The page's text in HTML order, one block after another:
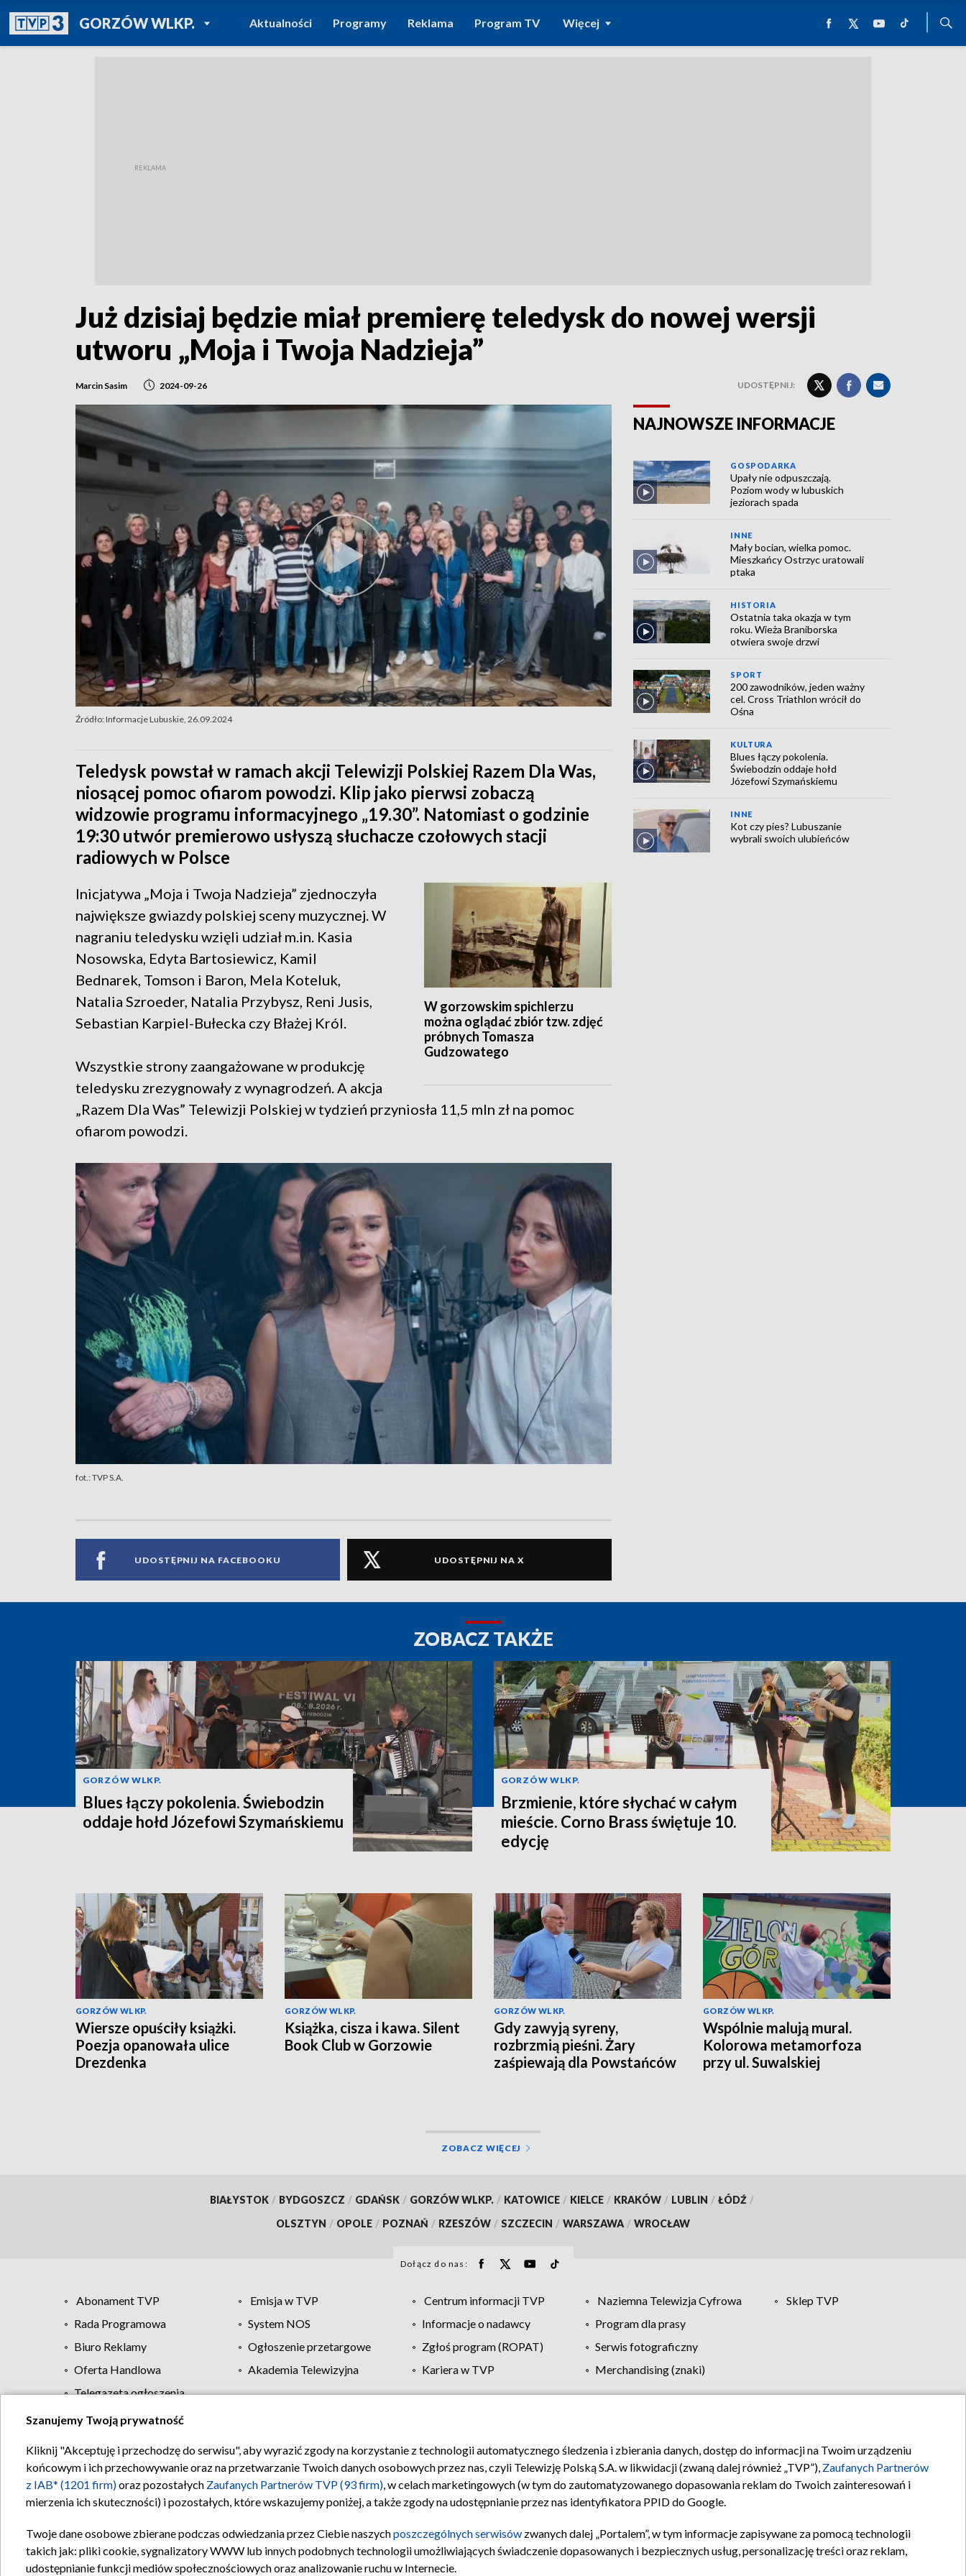
GORZÓW WLKP.POWRÓT DO
TVP REGIONY
Aktualności Programy Reklama Program TV Więcej
Już dzisiaj będzie miał premierę teledysk do nowej wersji
utworu „Moja i Twoja Nadzieja”
Marcin Sasim 2024-09-26 UDOSTĘPNIJ:
Źródło: Informacje Lubuskie, 26.09.2024
Teledysk powstał w ramach akcji Telewizji Polskiej Razem Dla Was,
niosącej pomoc ofiarom powodzi. Klip jako pierwsi zobaczą
widzowie programu informacyjnego „19.30”. Natomiast o godzinie
19:30 utwór premierowo usłyszą słuchacze czołowych stacji
radiowych w Polsce
W gorzowskim spichlerzu
można oglądać zbiór tzw. zdjęć
próbnych Tomasza
Gudzowatego
Inicjatywa „Moja i Twoja Nadzieja” zjednoczyła
największe gwiazdy polskiej sceny muzycznej. W
nagraniu teledysku wzięli udział m.in. Kasia
Nosowska, Edyta Bartosiewicz, Kamil
Bednarek, Tomson i Baron, Mela Koteluk,
Natalia Szroeder, Natalia Przybysz, Reni Jusis,
Sebastian Karpiel-Bułecka czy Błażej Król.
Wszystkie strony zaangażowane w produkcję
teledysku zrezygnowały z wynagrodzeń. A akcja
„Razem Dla Was” Telewizji Polskiej w tydzień przyniosła 11,5 mln zł na pomoc
ofiarom powodzi.
fot.: TVP S.A.
UDOSTĘPNIJ NA FACEBOOKU UDOSTĘPNIJ NA X
NAJNOWSZE INFORMACJE
GOSPODARKA
Upały nie odpuszczają.
Poziom wody w lubuskich
jeziorach spada
INNE
Mały bocian, wielka pomoc.
Mieszkańcy Ostrzyc uratowali
ptaka
HISTORIA
Ostatnia taka okazja w tym
roku. Wieża Braniborska
otwiera swoje drzwi
SPORT
200 zawodników, jeden ważny
cel. Cross Triathlon wrócił do
Ośna
KULTURA
Blues łączy pokolenia.
Świebodzin oddaje hołd
Józefowi Szymańskiemu
INNE
Kot czy pies? Lubuszanie
wybrali swoich ulubieńców
ZOBACZ TAKŻE
GORZÓW WLKP.
Blues łączy pokolenia. Świebodzin
oddaje hołd Józefowi Szymańskiemu
GORZÓW WLKP.
Brzmienie, które słychać w całym
mieście. Corno Brass świętuje 10.
edycję
GORZÓW WLKP.
Wiersze opuściły książki.
Poezja opanowała ulice
Drezdenka
GORZÓW WLKP.
Książka, cisza i kawa. Silent
Book Club w Gorzowie
GORZÓW WLKP.
Gdy zawyją syreny,
rozbrzmią pieśni. Żary
zaśpiewają dla Powstańców
GORZÓW WLKP.
Wspólnie malują mural.
Kolorowa metamorfoza
przy ul. Suwalskiej
ZOBACZ WIĘCEJ
BIAŁYSTOK / BYDGOSZCZ / GDAŃSK / GORZÓW WLKP. / KATOWICE / KIELCE / KRAKÓW / LUBLIN / ŁÓDŹ /
OLSZTYN / OPOLE / POZNAŃ / RZESZÓW / SZCZECIN / WARSZAWA / WROCŁAW
Dołącz do nas:
Abonament TVP Emisja w TVP Centrum informacji TVP Naziemna Telewizja Cyfrowa
Sklep TVP
Rada Programowa
System NOS Informacje o nadawcy
Program dla prasy
Biuro Reklamy
Ogłoszenie przetargowe Zgłoś program (ROPAT)
Serwis fotograficzny
Oferta Handlowa
Akademia Telewizyjna Kariera w TVP
Merchandising (znaki)
Telegazeta ogłoszenia
Regulamin TVP Polityka prywatności Moje zgody Pomoc Biuro reklamy Kontakt
Szanujemy Twoją prywatność
Kliknij "Akceptuję i przechodzę do serwisu", aby wyrazić zgody na korzystanie z technologii automatycznego śledzenia i zbierania danych, dostęp do informacji na Twoim urządzeniu
końcowym i ich przechowywanie oraz na przetwarzanie Twoich danych osobowych przez nas, czyli Telewizję Polską S.A. w likwidacji (zwaną dalej również „TVP”), Zaufanych Partnerów
z IAB* (1201 firm)oraz pozostałych Zaufanych Partnerów TVP (93 firm), w celach marketingowych (w tym do zautomatyzowanego dopasowania reklam do Twoich zainteresowań i
mierzenia ich skuteczności) i pozostałych, które wskazujemy poniżej, a także zgody na udostępnianie przez nas identyfikatora PPID do Google.
Twoje dane osobowe zbierane podczas odwiedzania przez Ciebie naszychposzczególnych serwisów zwanych dalej „Portalem”, w tym informacje zapisywane za pomocą technologii
takich jak: pliki cookie, sygnalizatory WWW lub innych podobnych technologii umożliwiających świadczenie dopasowanych i bezpiecznych usług, personalizację treści oraz reklam,
udostępnianie funkcji mediów społecznościowych oraz analizowanie ruchu w Internecie.